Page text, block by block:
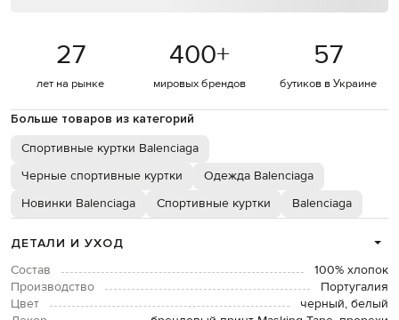
27
лет на рынке
400+
мировых брендов
57
бутиков в Украине
Больше товаров из категорий
Спортивные куртки Balenciaga
Черные спортивные куртки
Одежда Balenciaga
Новинки Balenciaga
Спортивные куртки Balenciaga
ДЕТАЛИ И УХОД
Состав
100% хлопок
Производство
Португалия
Цвет
черный, белый